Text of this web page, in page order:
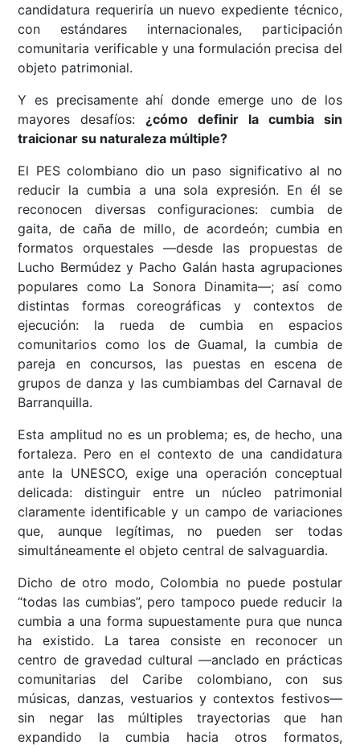
candidatura requeriría un nuevo expediente técnico,
con estándares internacionales, participación
comunitaria verificable y una formulación precisa del
objeto patrimonial.
Y es precisamente ahí donde emerge uno de los
mayores desafíos:¿cómo definir la cumbia sin
traicionar su naturaleza múltiple?
El PES colombiano dio un paso significativo al no
reducir la cumbia a una sola expresión. En él se
reconocen diversas configuraciones: cumbia de
gaita, de caña de millo, de acordeón; cumbia en
formatos orquestales —desde las propuestas de
Lucho Bermúdez y Pacho Galán hasta agrupaciones
populares como La Sonora Dinamita—; así como
distintas formas coreográficas y contextos de
ejecución: la rueda de cumbia en espacios
comunitarios como los de Guamal, la cumbia de
pareja en concursos, las puestas en escena de
grupos de danza y las cumbiambas del Carnaval de
Barranquilla.
Esta amplitud no es un problema; es, de hecho, una
fortaleza. Pero en el contexto de una candidatura
ante la UNESCO, exige una operación conceptual
delicada: distinguir entre un núcleo patrimonial
claramente identificable y un campo de variaciones
que, aunque legítimas, no pueden ser todas
simultáneamente el objeto central de salvaguardia.
Dicho de otro modo, Colombia no puede postular
“todas las cumbias”, pero tampoco puede reducir la
cumbia a una forma supuestamente pura que nunca
ha existido. La tarea consiste en reconocer un
centro de gravedad cultural —anclado en prácticas
comunitarias del Caribe colombiano, con sus
músicas, danzas, vestuarios y contextos festivos—
sin negar las múltiples trayectorias que han
expandido la cumbia hacia otros formatos,